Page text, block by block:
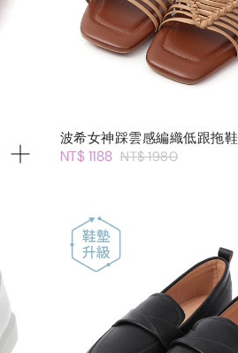
波希女神踩雲感編織低跟拖鞋
NT$ 1188 NT$ 1980